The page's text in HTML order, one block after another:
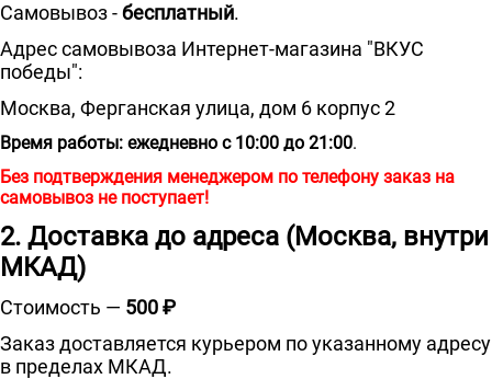
Самовывоз -бесплатный.
Адрес самовывоза Интернет-магазина "ВКУС
победы":
Москва, Ферганская улица, дом 6 корпус 2
Время работы: ежедневно с 10:00 до 21:00.
Без подтверждения менеджером по телефону заказ на
самовывоз не поступает!
2. Доставка до адреса (Москва, внутри
МКАД)
Стоимость — 500 ₽
Заказ доставляется курьером по указанному адресу
в пределах МКАД.